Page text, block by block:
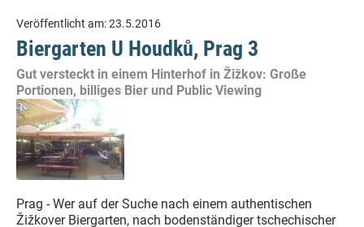
Veröffentlicht am:23.5.2016
Biergarten U Houdků, Prag 3
Gut versteckt in einem Hinterhof in Žižkov: Große
Portionen, billiges Bier und Public Viewing
Prag - Wer auf der Suche nach einem authentischen
Žižkover Biergarten, nach bodenständiger tschechischer